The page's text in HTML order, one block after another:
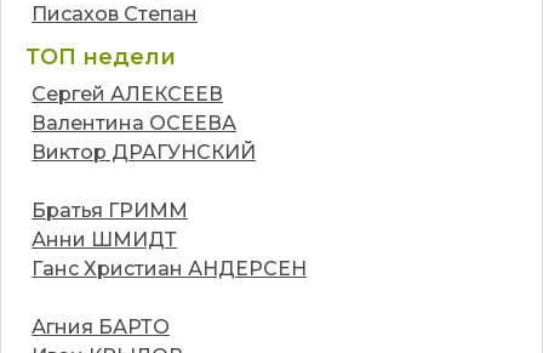
Писахов Степан
ТОП недели
Сергей АЛЕКСЕЕВ
Валентина ОСЕЕВА
Виктор ДРАГУНСКИЙ
Братья ГРИММ
Анни ШМИДТ
Ганс Христиан АНДЕРСЕН
Агния БАРТО